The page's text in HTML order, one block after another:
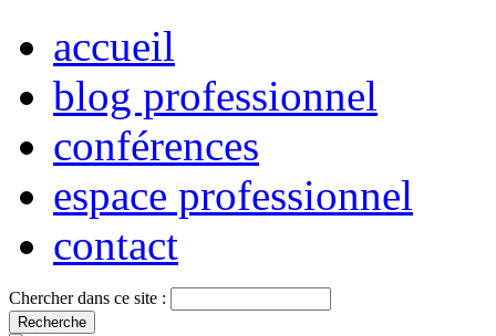
accueil
blog professionnel
conférences
espace professionnel
contact
Chercher dans ce site :